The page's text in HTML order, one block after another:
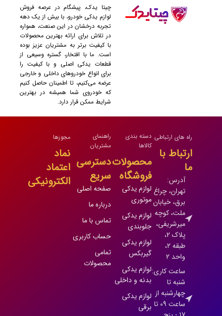
چیتا یدک، پیشگام در عرصه فروش
لوازم یدکی خودرو، با بیش از یک دهه
تجربه درخشان در این صنعت، همواره
در تلاش برای ارائه بهترین محصولات
با کیفیت برتر به مشتریان عزیز بوده
است. ما با افتخار، گستره وسیعی از
قطعات یدکی اصلی و با کیفیت را
برای انواع خودروهای داخلی و خارجی
عرضه می‌کنیم، تا اطمینان حاصل کنیم
که خودروی شما همیشه در بهترین
شرایط ممکن قرار دارد.
راه های ارتباطی
ارتباط با
ما
آدرس:
تهران، چراغ
برق، خیابان
ملت، کوچه
میرشریفی،
پلاک 2،
طبقه 2،
واحد 2
ساعت کاری:
شنبه تا
چهارشنبه از
ساعت 09 تا
دسته بندی
کالاها
محصولات
فروشگاه
لوازم یدکی
موتوری
لوازم یدکی
جلوبندی
لوازم یدکی
گیربکس
لوازم یدکی
بدنه و داخلی
لوازم یدکی
برقی
راهنمای
مشتریان
دسترسی
سریع
صفحه اصلی
درباره ما
تماس با ما
حساب کاربری
تمامی
محصولات
مجوزها
نماد
اعتماد
الکترونیکی